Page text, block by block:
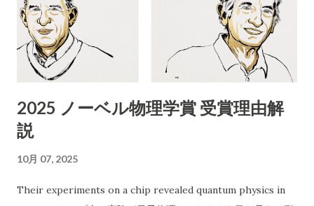
所在地 ：埼玉県所沢市松郷141 許可番号 ：自動車商許可証 第
431090053454号（古物商許可証） 連絡先 ：携帯番号のみ
（090-4713-2580） 受付時間 ：8:00〜18:00 チラシの訴求点
「無料回収」「当日でもOK」「幅広い品目」「遺品整理、引越
作業可能などと記載 2. 危険性・リスク評価 1）「無料」表記の
ワナ 実際に依頼すると「無料では回収できない」「特定品目は
料回収」と言いながら、現場で高額請求する 悪質な業者も存在
します。 2）連絡先が「携帯電話番号のみ」 一般的な法人や信
2025 ノーベル物理学賞 受賞理由解
説
10月 07, 2025
Their experiments on a chip revealed quantum physics in